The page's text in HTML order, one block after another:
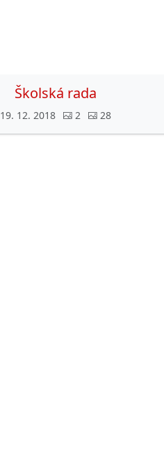
Školská rada
19. 12. 2018 2 28